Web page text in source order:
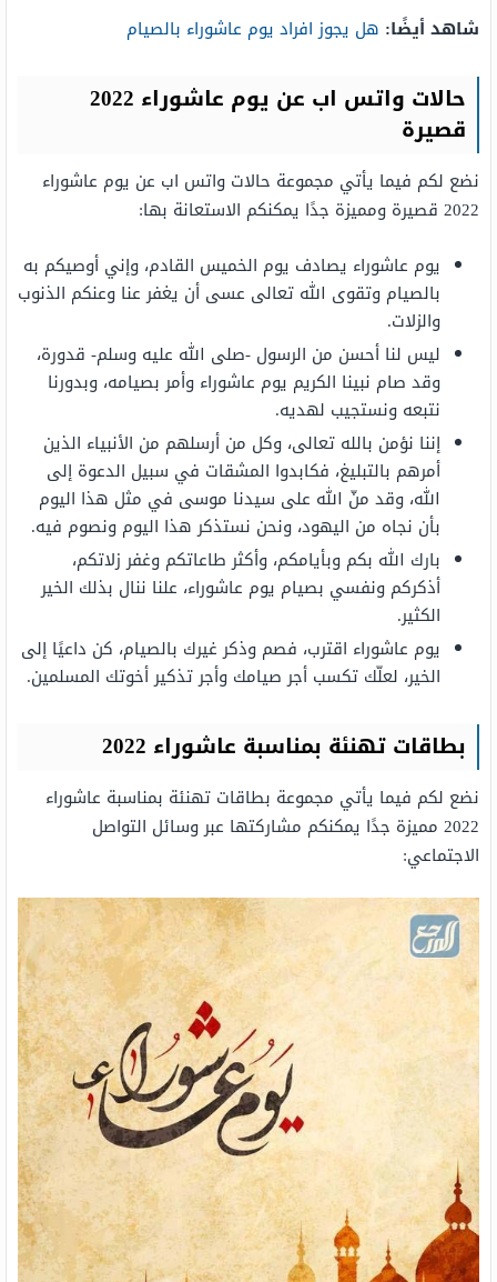
شاهد أيضًا: هل يجوز افراد يوم عاشوراء بالصيام
حالات واتس اب عن يوم عاشوراء 2022
قصيرة
نضع لكم فيما يأتي مجموعة حالات واتس اب عن يوم عاشوراء
2022 قصيرة ومميزة جدًا يمكنكم الاستعانة بها:
يوم عاشوراء يصادف يوم الخميس القادم، وإني أوصيكم به
بالصيام وتقوى الله تعالى عسى أن يغفر عنا وعنكم الذنوب
والزلات.
ليس لنا أحسن من الرسول -صلى الله عليه وسلم- قدورة،
وقد صام نبينا الكريم يوم عاشوراء وأمر بصيامه، وبدورنا
نتبعه ونستجيب لهديه.
إننا نؤمن بالله تعالى، وكل من أرسلهم من الأنبياء الذين
أمرهم بالتبليغ، فكابدوا المشقات في سبيل الدعوة إلى
الله، وقد منّ الله على سيدنا موسى في مثل هذا اليوم
بأن نجاه من اليهود، ونحن نستذكر هذا اليوم ونصوم فيه.
بارك الله بكم وبأيامكم، وأكثر طاعاتكم وغفر زلاتكم،
أذكركم ونفسي بصيام يوم عاشوراء، علنا ننال بذلك الخير
الكثير.
يوم عاشوراء اقترب، فصم وذكر غيرك بالصيام، كن داعيًا إلى
الخير، لعلّك تكسب أجر صيامك وأجر تذكير أخوتك المسلمين.
بطاقات تهنئة بمناسبة عاشوراء 2022
نضع لكم فيما يأتي مجموعة بطاقات تهنئة بمناسبة عاشوراء
2022 مميزة جدًا يمكنكم مشاركتها عبر وسائل التواصل
الاجتماعي: